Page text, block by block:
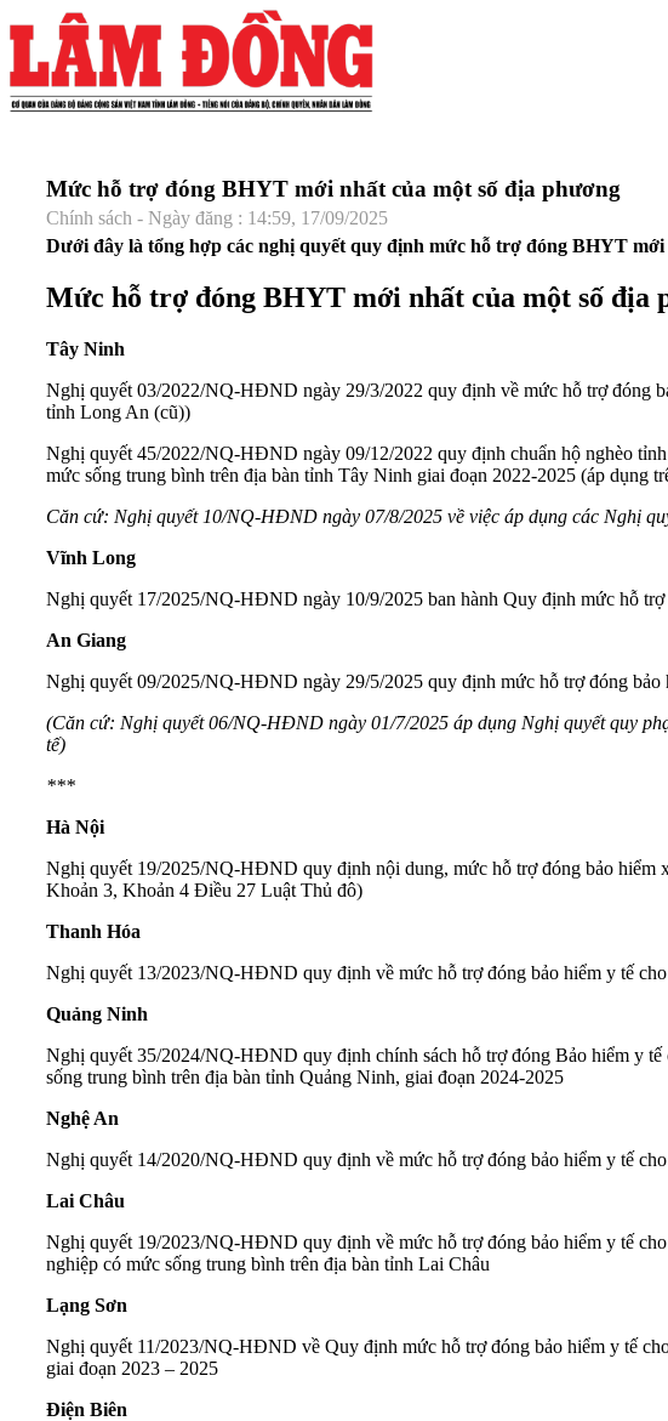
Mức hỗ trợ đóng BHYT mới nhất của một số địa phương
Chính sách - Ngày đăng : 14:59, 17/09/2025
Dưới đây là tổng hợp các nghị quyết quy định mức hỗ trợ đóng BHYT
Mức hỗ trợ đóng BHYT mới nhất của một số địa
Tây Ninh
Nghị quyết 03/2022/NQ-HĐND ngày 29/3/2022 quy định về mức hỗ trợ đóng
tỉnh Long An (cũ))
Nghị quyết 45/2022/NQ-HĐND ngày 09/12/2022 quy định chuẩn hộ nghèo
mức sống trung bình trên địa bàn tỉnh Tây Ninh giai đoạn 2022-2025 (áp dụng
Căn cứ: Nghị quyết 10/NQ-HĐND ngày 07/8/2025 về việc áp dụng các Nghị
Vĩnh Long
Nghị quyết 17/2025/NQ-HĐND ngày 10/9/2025 ban hành Quy định mức hỗ
An Giang
Nghị quyết 09/2025/NQ-HĐND ngày 29/5/2025 quy định mức hỗ trợ đóng
(Căn cứ: Nghị quyết 06/NQ-HĐND ngày 01/7/2025 áp dụng Nghị quyết quy
tế)
***
Hà Nội
Nghị quyết 19/2025/NQ-HĐND quy định nội dung, mức hỗ trợ đóng bảo
Khoản 3, Khoản 4 Điều 27 Luật Thủ đô)
Thanh Hóa
Nghị quyết 13/2023/NQ-HĐND quy định về mức hỗ trợ đóng bảo hiểm y tế
Quảng Ninh
Nghị quyết 35/2024/NQ-HĐND quy định chính sách hỗ trợ đóng Bảo hiểm y
sống trung bình trên địa bàn tỉnh Quảng Ninh, giai đoạn 2024-2025
Nghệ An
Nghị quyết 14/2020/NQ-HĐND quy định về mức hỗ trợ đóng bảo hiểm y tế
Lai Châu
Nghị quyết 19/2023/NQ-HĐND quy định về mức hỗ trợ đóng bảo hiểm y tế
nghiệp có mức sống trung bình trên địa bàn tỉnh Lai Châu
Lạng Sơn
Nghị quyết 11/2023/NQ-HĐND về Quy định mức hỗ trợ đóng bảo hiểm y tế
giai đoạn 2023 – 2025
Điện Biên